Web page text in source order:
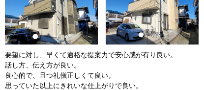
要望に対し、早くて適格な提案力で安心感が有り良い。
話し方、伝え方が良い。
良心的で、且つ礼儀正しくて良い。
思っていた以上にきれいな仕上がりで良い。